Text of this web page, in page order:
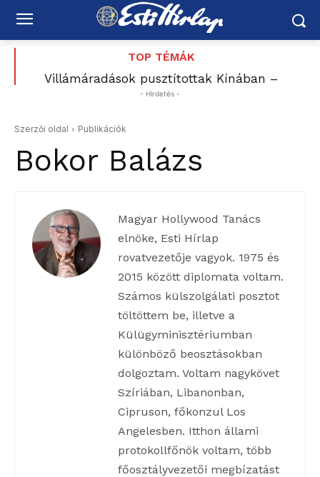
TOP TÉMÁK
Villámáradások pusztítottak Kínában –
huszonöt ember meghalt + videó
- Hirdetés -
Szerzői oldal Publikációk
Bokor Balázs
Magyar Hollywood Tanács
elnöke, Esti Hírlap
rovatvezetője vagyok. 1975 és
2015 között diplomata voltam.
Számos külszolgálati posztot
töltöttem be, illetve a
Külügyminisztériumban
különböző beosztásokban
dolgoztam. Voltam nagykövet
Szíriában, Libanonban,
Cipruson, főkonzul Los
Angelesben. Itthon állami
protokollfőnök voltam, több
főosztályvezetői megbízatást